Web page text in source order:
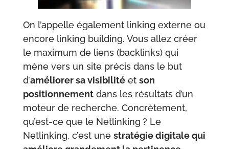
On l’appelle également linking externe ou
encore linking building. Vous allez créer
le maximum de liens (backlinks) qui
mène vers un site précis dans le but
d’améliorer sa visibilitéet son
positionnementdans les résultats d’un
moteur de recherche. Concrètement,
qu’est-ce que le Netlinking ? Le
Netlinking, c’est une stratégie digitale qui